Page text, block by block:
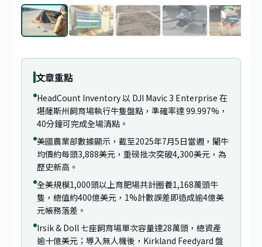
1 10
文章重點
HeadCount Inventory 以 DJI Mavic 3 Enterprise 在
堪薩斯州飼育場執行牛隻盤點，準確率達 99.997%，
40分鐘可完成全場清點。
美國農業部數據顯示，截至2025年7月5日當週，閹牛
均價約每頭3,888美元，重磅批次突破4,300美元，為
歷史新高。
全美規模1,000頭以上育肥場共計圈養1,168萬頭牛
隻，總值約400億美元，1%計數誤差即造成逾4億美
元帳務落差。
Irsik & Doll 七座飼育場單次容量達28萬頭，總資產
逾十億美元；導入無人機後，Kirkland Feedyard 盤